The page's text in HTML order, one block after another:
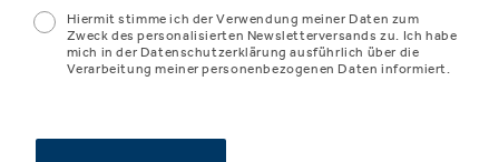
Hiermit stimme ich der Verwendung meiner Daten zum
Zweck des personalisierten Newsletterversands zu. Ich habe
mich in der Datenschutzerklärung ausführlich über die
Verarbeitung meiner personenbezogenen Daten informiert.